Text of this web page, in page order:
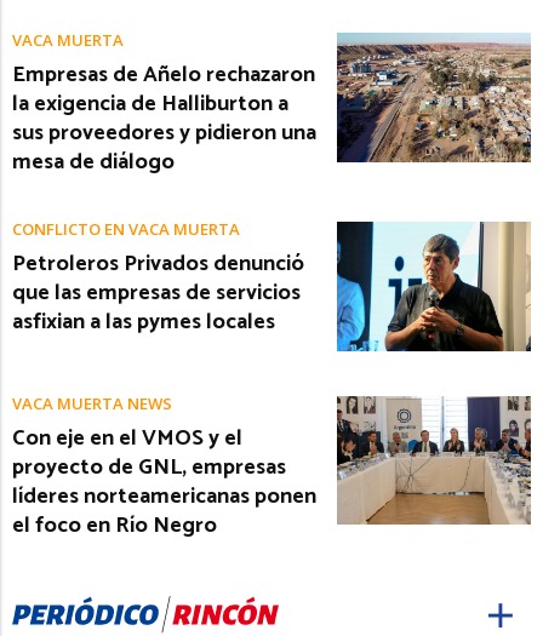
VACA MUERTA
Empresas de Añelo rechazaron
la exigencia de Halliburton a
sus proveedores y pidieron una
mesa de diálogo
CONFLICTO EN VACA MUERTA
Petroleros Privados denunció
que las empresas de servicios
asfixian a las pymes locales
VACA MUERTA NEWS
Con eje en el VMOS y el
proyecto de GNL, empresas
líderes norteamericanas ponen
el foco en Río Negro